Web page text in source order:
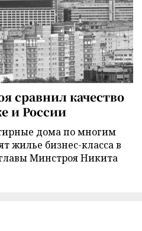
сравнил качество
и России
дома по многим
жилье бизнес-класса в
Минстроя Никита